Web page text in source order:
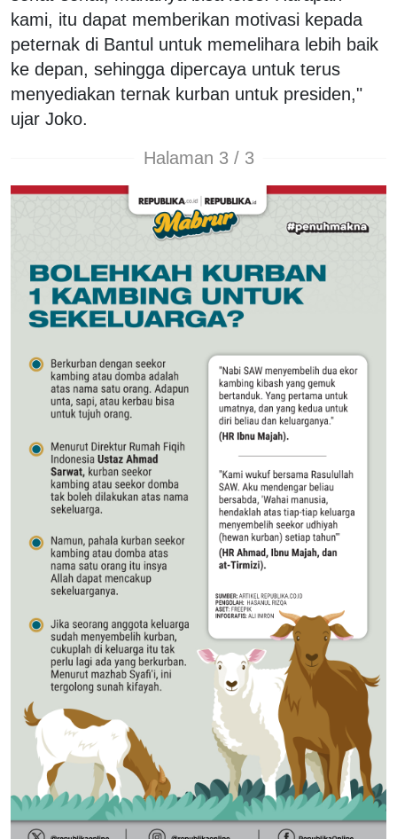
kami, itu dapat memberikan motivasi kepada
peternak di Bantul untuk memelihara lebih baik
ke depan, sehingga dipercaya untuk terus
menyediakan ternak kurban untuk presiden,"
ujar Joko.
Halaman 3 / 3